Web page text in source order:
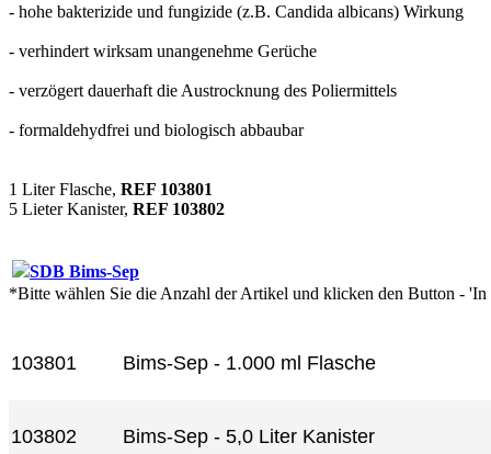
- hohe bakterizide und fungizide (z.B. Candida albicans) Wirkung
- verhindert wirksam unangenehme Gerüche
- verzögert dauerhaft die Austrocknung des Poliermittels
- formaldehydfrei und biologisch abbaubar
1 Liter Flasche, REF 103801
5 Lieter Kanister, REF 103802
SDB Bims-Sep
*Bitte wählen Sie die Anzahl der Artikel und klicken den Button - 'In
103801 Bims-Sep - 1.000 ml Flasche
103802 Bims-Sep - 5,0 Liter Kanister